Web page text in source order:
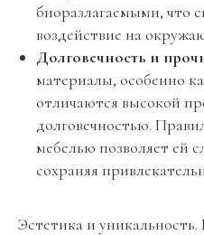
биоразлагаемыми, что
воздействие на
Долговечность и
материалы, особенно
отличаются высокой
долговечностью.
мебелью позволяет ей
сохраняя
Эстетика и